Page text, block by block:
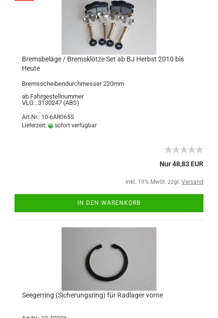
Bremsbeläge / Bremsklötze Set ab BJ Herbst 2010 bis
Heute
Bremsscheibendurchmesser 220mm
ab Fahrgestellnummer
VLG...3130247 (ABS)
Art.Nr.: 10-6AR065S
Lieferzeit:
sofort verfügbar
Nur 48,83 EUR
inkl. 19% MwSt. zzgl. Versand
IN DEN WARENKORB
Seegerring (Sicherungsring) für Radlager vorne